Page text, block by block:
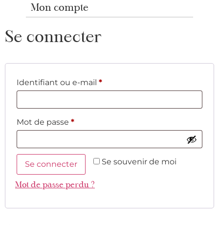
Mon compte
Se connecter
Identifiant ou e-mail *
Mot de passe *
Se souvenir de moi
Se connecter
Mot de passe perdu ?